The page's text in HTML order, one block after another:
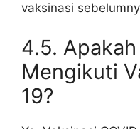
vaksinasi
4.5.
Mengikuti
19?